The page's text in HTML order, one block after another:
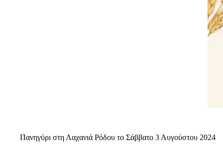
Πανηγύρι στη Λαχανιά Ρόδου το Σάββατο 3 Αυγούστου 2024